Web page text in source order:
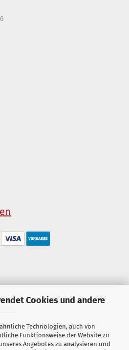
Cookies und andere
Technologien, auch von
Funktionsweise der Website zu
Angebotes zu analysieren und